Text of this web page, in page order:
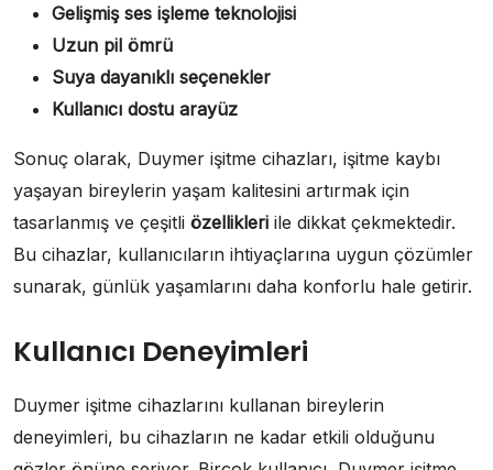
Gelişmiş ses işleme teknolojisi
Uzun pil ömrü
Suya dayanıklı seçenekler
Kullanıcı dostu arayüz
Sonuç olarak, Duymer işitme cihazları, işitme kaybı
yaşayan bireylerin yaşam kalitesini artırmak için
tasarlanmış ve çeşitli özellikleri ile dikkat çekmektedir.
Bu cihazlar, kullanıcıların ihtiyaçlarına uygun çözümler
sunarak, günlük yaşamlarını daha konforlu hale getirir.
Kullanıcı Deneyimleri
Duymer işitme cihazlarını kullanan bireylerin
deneyimleri, bu cihazların ne kadar etkili olduğunu